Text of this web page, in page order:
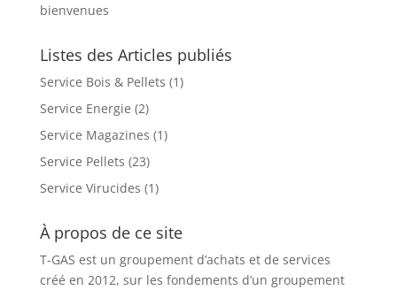
bienvenues
Listes des Articles publiés
Service Bois & Pellets (1)
Service Energie (2)
Service Magazines (1)
Service Pellets (23)
Service Virucides (1)
À propos de ce site
T-GAS est un groupement d’achats et de services
créé en 2012, sur les fondements d’un groupement